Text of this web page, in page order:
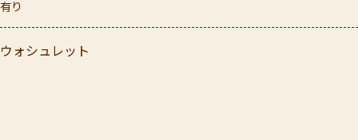
有り
ウォシュレット